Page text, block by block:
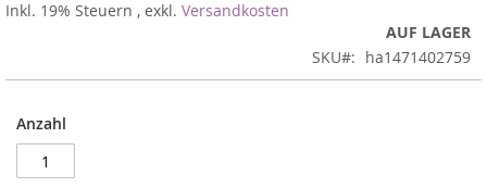
Inkl. 19% Steuern , exkl. Versandkosten
AUF LAGER
SKU
ha1471402759
Anzahl